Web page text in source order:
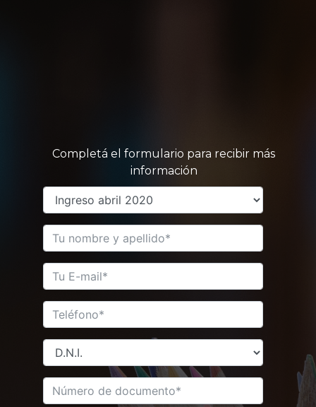
Completá el formulario para recibir más
información